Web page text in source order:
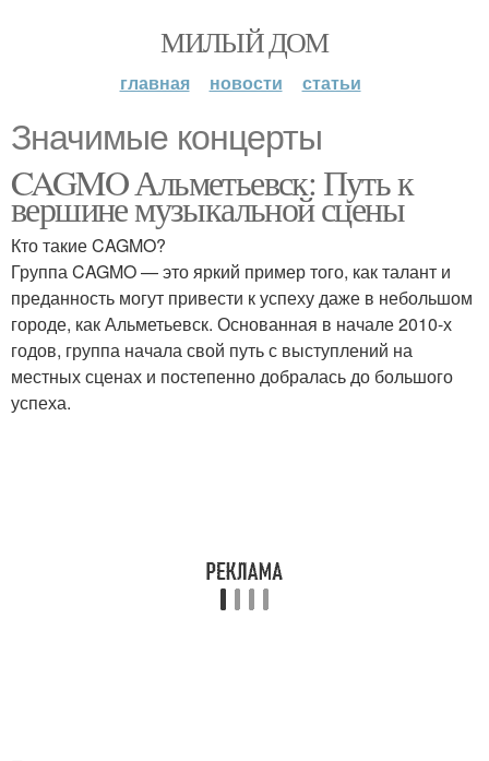
МИЛЫЙ ДОМ
главная новости статьи
Значимые концерты
CAGMO Альметьевск: Путь к
вершине музыкальной сцены
Кто такие CAGMO?
Группа CAGMO — это яркий пример того, как талант и
преданность могут привести к успеху даже в небольшом
городе, как Альметьевск. Основанная в начале 2010-х
годов, группа начала свой путь с выступлений на
местных сценах и постепенно добралась до большого
успеха.